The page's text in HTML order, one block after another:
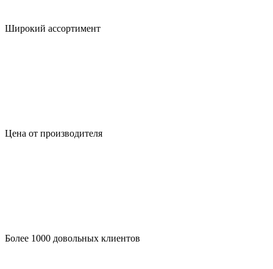
Широкий ассортимент
Цена от производителя
Более 1000 довольных клиентов